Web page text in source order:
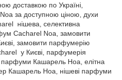
доставкою по Україні,
за доступною ціною, духи
нішева, селективна
Cacharel Noa, замовити
замовити парфумерію
у Києві, парфумерія
парфуми Кашарель Ноа, елітна
Кашарель Ноа, нішеві парфуми